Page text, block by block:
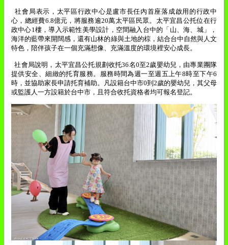
社會局表示，太平區行政中心是盧市長任內首座落成啟用的行政中
心，總經費6.8億元，將服務逾20萬太平區民眾。太平宜昌公托位在行
政中心1 樓，導入示範性美學設計，空間融入台中的「山、海、城」，
海洋的藍帶來開闊感，還有山林的綠與土地的棕，結合台中自然與人文
特色，陪伴孩子在一個充滿想像、充滿溫度的環境裡安心成長。
社會局說明，太平宜昌公托規劃收托36名0至2歲嬰幼兒，由專業團隊
提供安全、細緻的托育服務。服務時間為週一至週五上午8時至下午6
時，並協助家長申請托育補助。凡設籍台中市0到2歲的嬰幼兒，其父母
或監護人一方設籍於台中市，且符合收托資格者均可報名登記。